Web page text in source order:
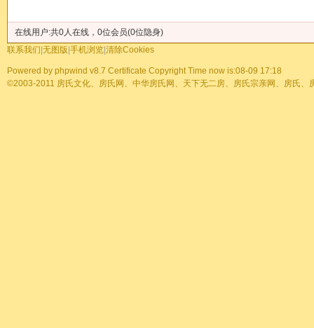
在线用户:共0人在线，0位会员(0位隐身)
联系我们|无图版|手机浏览|清除Cookies
Powered by phpwind v8.7 Certificate Copyright Time now is:08-09 17:18
©2003-2011 房氏文化、房氏网、中华房氏网、天下无二房、房氏宗亲网、房氏、